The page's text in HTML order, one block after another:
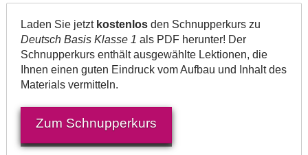
Laden Sie jetzt kostenlosden Schnupperkurs zu
Deutsch Basis Klasse 1 als PDF herunter! Der
Schnupperkurs enthält ausgewählte Lektionen, die
Ihnen einen guten Eindruck vom Aufbau und Inhalt des
Materials vermitteln.
Zum Schnupperkurs